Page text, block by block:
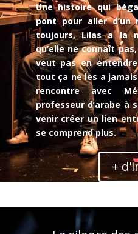
Une histoire qui
pont pour aller d’un
toujours, Lilas a la
qu’elle ne connaît
veut pas en
tout ça ne les a
rencontre avec
professeur d’arabe à
venir créer un lien
se comprend plus.
+